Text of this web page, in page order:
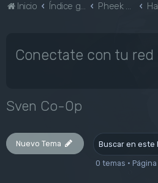
Inicio Índice general Pheek Gaming
Conectate con tu red
Sven Co-Op
Nuevo Tema
0 temas • Página